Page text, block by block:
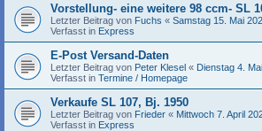
Vorstellung- eine weitere 98 ccm- SL
Letzter Beitrag von Fuchs « Samstag 15. Mai
Verfasst in Express
E-Post Versand-Daten
Letzter Beitrag von Peter Klesel « Dienstag 4.
Verfasst in Termine / Homepage
Verkaufe SL 107, Bj. 1950
Letzter Beitrag von Frieder « Mittwoch 7. April
Verfasst in Express